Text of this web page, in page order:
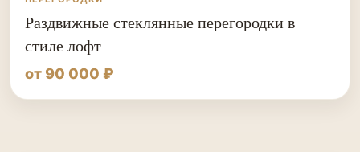
Раздвижные стеклянные перегородки в
стиле лофт
от 90 000 ₽